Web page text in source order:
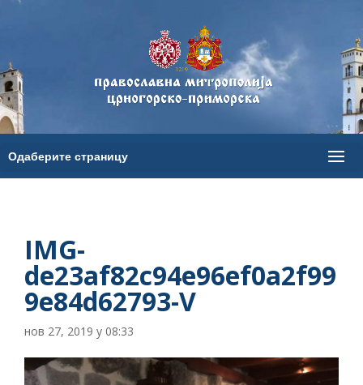
IMG-
de23af82c94e96ef0a2f99
9e84d62793-V
нов 27, 2019 у 08:33